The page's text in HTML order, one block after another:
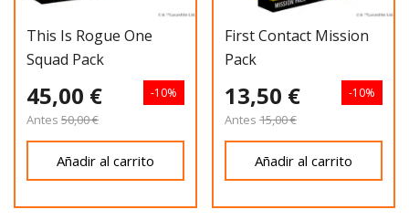
This Is Rogue One
Squad Pack
45,00 €
Antes 50,00 €
-10%
Añadir al carrito
First Contact Mission
Pack
13,50 €
Antes 15,00 €
-10%
Añadir al carrito